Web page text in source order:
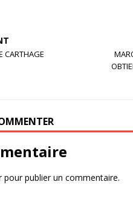
CARTHAGE
pour publier un commentaire.